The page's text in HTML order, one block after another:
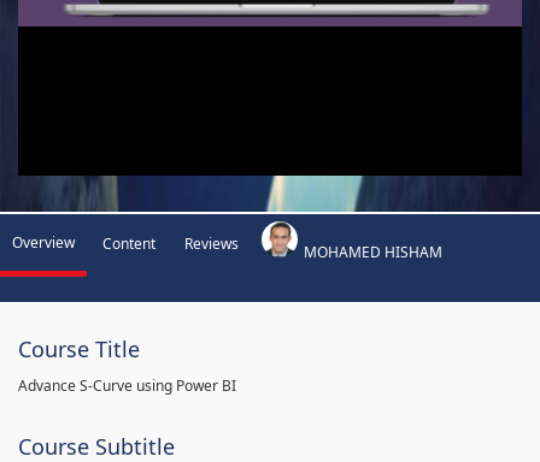
Overview Content Reviews MOHAMED HISHAM
Course Title
Advance S-Curve using Power BI
Course Subtitle